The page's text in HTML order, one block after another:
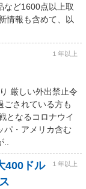
など1600点以上取
情報も含めて、以
１年以上
厳しい外出禁止令
ごされている方も
となるコロナウイ
パ・アメリカ含む
400ドル
１年以上